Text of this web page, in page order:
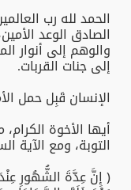
الحمد لله رب
الصادق الوعد
والوهم إلى أنوار
إلى جنات القربات.
الإنسان قَبِل حمل
أيها الأخوة
التوبة، ومع الآية
﴿ إِنَّ عِدَّةَ الشُّهُورِ